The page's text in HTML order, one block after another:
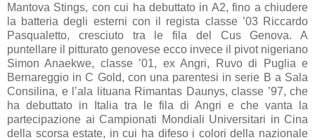
Mantova Stings, con cui ha debuttato in A2, fino a chiudere
la batteria degli esterni con il regista classe ’03 Riccardo
Pasqualetto, cresciuto tra le fila del Cus Genova. A
puntellare il pitturato genovese ecco invece il pivot nigeriano
Simon Anaekwe, classe ’01, ex Angri, Ruvo di Puglia e
Bernareggio in C Gold, con una parentesi in serie B a Sala
Consilina, e l’ala lituana Rimantas Daunys, classe ’97, che
ha debuttato in Italia tra le fila di Angri e che vanta la
partecipazione ai Campionati Mondiali Universitari in Cina
della scorsa estate, in cui ha difeso i colori della nazionale